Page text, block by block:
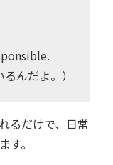
んだよ。）
るだけで、日常
。